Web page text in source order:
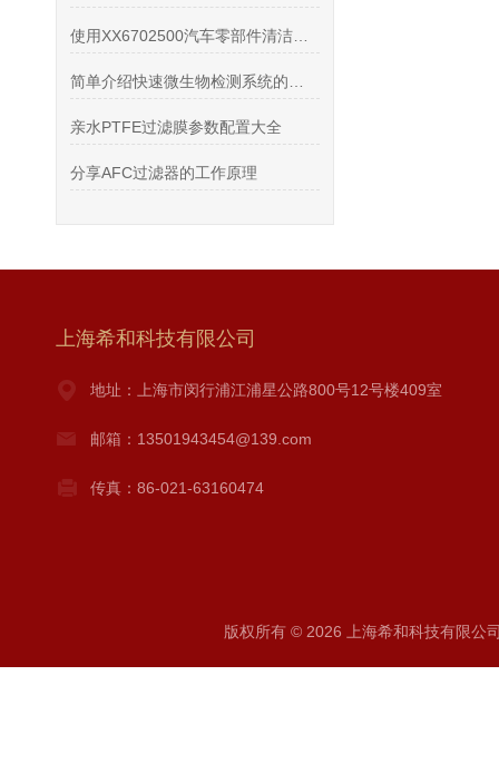
亲水PTFE过滤膜参数配置大全
分享AFC过滤器的工作原理
上海希和科技有限公司
地址：上海市闵行浦江浦星公路800号12号楼409室
邮箱：13501943454@139.com
传真：86-021-63160474
版权所有 © 2026 上海希和科技有限公